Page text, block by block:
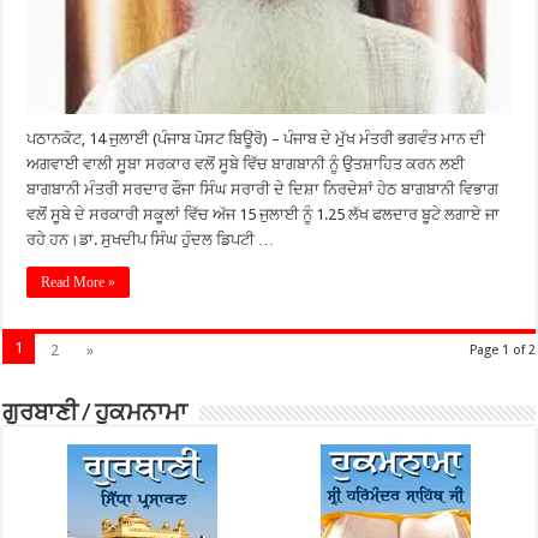
ਪਠਾਨਕੋਟ, 14 ਜੁਲਾਈ (ਪੰਜਾਬ ਪੋਸਟ ਬਿਊਰੋ) – ਪੰਜਾਬ ਦੇ ਮੁੱਖ ਮੰਤਰੀ ਭਗਵੰਤ ਮਾਨ ਦੀ
ਅਗਵਾਈ ਵਾਲੀ ਸੂਬਾ ਸਰਕਾਰ ਵਲੋਂ ਸੂਬੇ ਵਿੱਚ ਬਾਗਬਾਨੀ ਨੂੰ ਉਤਸ਼ਾਹਿਤ ਕਰਨ ਲਈ
ਬਾਗਬਾਨੀ ਮੰਤਰੀ ਸਰਦਾਰ ਫੌਜਾ ਸਿੰਘ ਸਰਾਰੀ ਦੇ ਦਿਸ਼ਾ ਨਿਰਦੇਸ਼ਾਂ ਹੇਠ ਬਾਗਬਾਨੀ ਵਿਭਾਗ
ਵਲੋਂ ਸੂਬੇ ਦੇ ਸਰਕਾਰੀ ਸਕੂਲਾਂ ਵਿੱਚ ਅੱਜ 15 ਜੁਲਾਈ ਨੂੰ 1.25 ਲੱਖ ਫਲਦਾਰ ਬੂਟੇ ਲਗਾਏ ਜਾ
ਰਹੇ ਹਨ।ਡਾ. ਸੁਖਦੀਪ ਸਿੰਘ ਹੁੰਦਲ ਡਿਪਟੀ …
Read More »
Page 1 of 2
1 2 »
ਗੁਰਬਾਣੀ / ਹੁਕਮਨਾਮਾ